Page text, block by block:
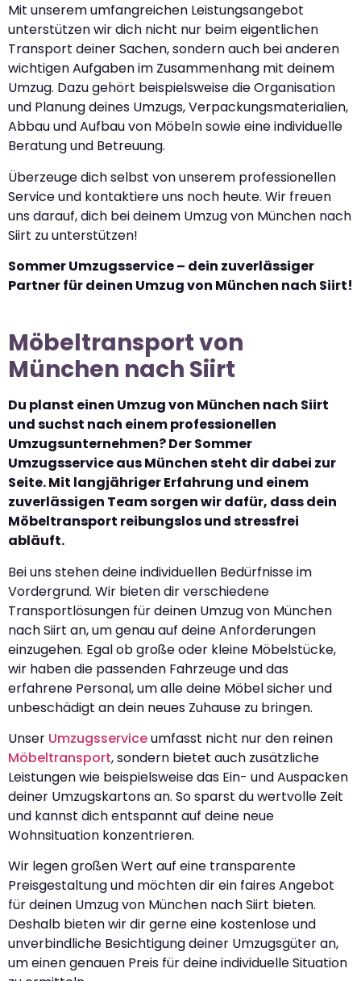
Mit unserem umfangreichen Leistungsangebot
unterstützen wir dich nicht nur beim eigentlichen
Transport deiner Sachen, sondern auch bei anderen
wichtigen Aufgaben im Zusammenhang mit deinem
Umzug. Dazu gehört beispielsweise die Organisation
und Planung deines Umzugs, Verpackungsmaterialien,
Abbau und Aufbau von Möbeln sowie eine individuelle
Beratung und Betreuung.
Überzeuge dich selbst von unserem professionellen
Service und kontaktiere uns noch heute. Wir freuen
uns darauf, dich bei deinem Umzug von München nach
Siirt zu unterstützen!
Sommer Umzugsservice – dein zuverlässiger
Partner für deinen Umzug von München nach Siirt!
Möbeltransport von
München nach Siirt
Du planst einen Umzug von München nach Siirt
und suchst nach einem professionellen
Umzugsunternehmen? Der Sommer
Umzugsservice aus München steht dir dabei zur
Seite. Mit langjähriger Erfahrung und einem
zuverlässigen Team sorgen wir dafür, dass dein
Möbeltransport reibungslos und stressfrei
abläuft.
Bei uns stehen deine individuellen Bedürfnisse im
Vordergrund. Wir bieten dir verschiedene
Transportlösungen für deinen Umzug von München
nach Siirt an, um genau auf deine Anforderungen
einzugehen. Egal ob große oder kleine Möbelstücke,
wir haben die passenden Fahrzeuge und das
erfahrene Personal, um alle deine Möbel sicher und
unbeschädigt an dein neues Zuhause zu bringen.
Unser Umzugsserviceumfasst nicht nur den reinen
Möbeltransport, sondern bietet auch zusätzliche
Leistungen wie beispielsweise das Ein- und Auspacken
deiner Umzugskartons an. So sparst du wertvolle Zeit
und kannst dich entspannt auf deine neue
Wohnsituation konzentrieren.
Wir legen großen Wert auf eine transparente
Preisgestaltung und möchten dir ein faires Angebot
für deinen Umzug von München nach Siirt bieten.
Deshalb bieten wir dir gerne eine kostenlose und
unverbindliche Besichtigung deiner Umzugsgüter an,
um einen genauen Preis für deine individuelle Situation